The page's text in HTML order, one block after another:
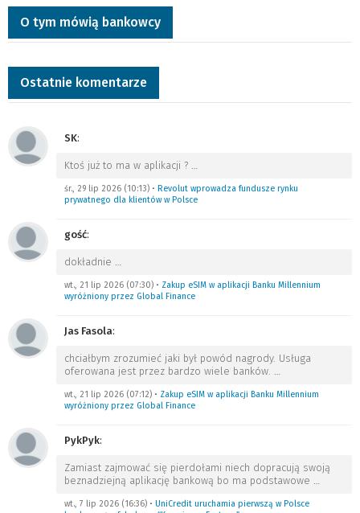
O tym mówią bankowcy
Ostatnie komentarze
SK:
Ktoś już to ma w aplikacji ?
śr., 29 lip 2026 (10:13) • Revolut wprowadza fundusze rynku
prywatnego dla klientów w Polsce
gość:
dokładnie
wt., 21 lip 2026 (07:30) • Zakup eSIM w aplikacji Banku Millennium
wyróżniony przez Global Finance
Jas Fasola:
chciałbym zrozumieć jaki był powód nagrody. Usługa
oferowana jest przez bardzo wiele banków.
wt., 21 lip 2026 (07:12) • Zakup eSIM w aplikacji Banku Millennium
wyróżniony przez Global Finance
PykPyk:
Zamiast zajmować się pierdołami niech dopracują swoją
beznadziejną aplikację bankową bo ma podstawowe
wt., 7 lip 2026 (16:36) • UniCredit uruchamia pierwszą w Polsce